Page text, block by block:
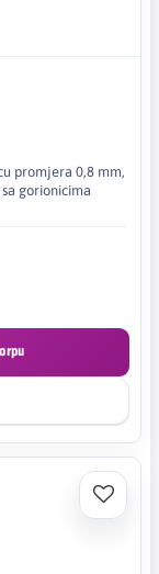
promjera 0,8 mm,
gorionicima